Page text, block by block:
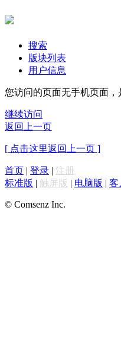
搜索
版块列表
用户信息
您访问的页面无手机页面，
继续访问
返回上一页
[ 点击这里返回上一页 ]
首页 | 登录 | 注册
标准版 | 触屏版 | 电脑版 | 客
© Comsenz Inc.